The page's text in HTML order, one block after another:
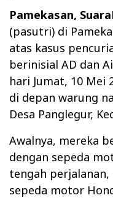
Pamekasan,
(pasutri) di
atas kasus
berinisial AD dan
hari Jumat, 10 Mei
di depan warung
Desa Panglegur,
Awalnya, mereka
dengan sepeda
tengah
sepeda motor